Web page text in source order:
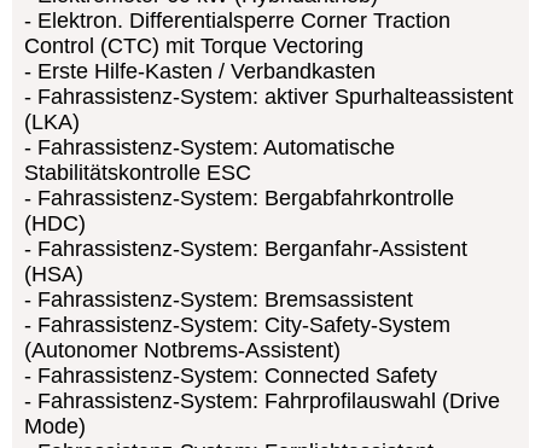
Elektron. Differentialsperre Corner Traction
Control (CTC) mit Torque Vectoring
Erste Hilfe-Kasten / Verbandkasten
Fahrassistenz-System: aktiver Spurhalteassistent
(LKA)
Fahrassistenz-System: Automatische
Stabilitätskontrolle ESC
Fahrassistenz-System: Bergabfahrkontrolle
(HDC)
Fahrassistenz-System: Berganfahr-Assistent
(HSA)
Fahrassistenz-System: Bremsassistent
Fahrassistenz-System: City-Safety-System
(Autonomer Notbrems-Assistent)
Fahrassistenz-System: Connected Safety
Fahrassistenz-System: Fahrprofilauswahl (Drive
Mode)